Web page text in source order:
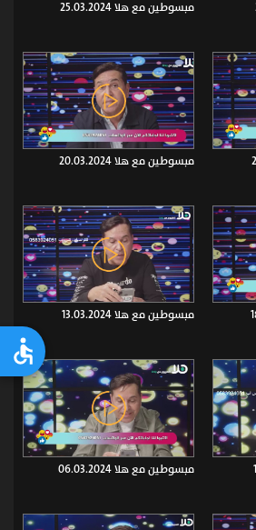
مبسوطين مع هلا 25.03.2024
مبسوطين مع هلا 20.03.2024
مبسوطين مع هلا 13.03.2024
مبسوطين مع هلا 06.03.2024